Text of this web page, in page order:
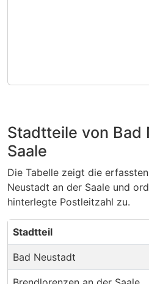
Stadtteile von Bad
Saale
Die Tabelle zeigt die
Neustadt an der Saale und
hinterlegte Postleitzahl zu.
Stadtteil
Bad Neustadt